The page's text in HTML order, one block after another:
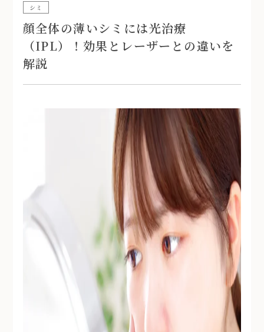
シミ
顔全体の薄いシミには光治療
（IPL）！効果とレーザーとの違いを
解説